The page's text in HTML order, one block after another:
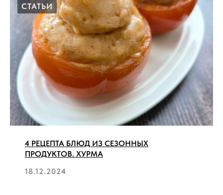
СТАТЬИ
4 РЕЦЕПТА БЛЮД ИЗ СЕЗОННЫХ
ПРОДУКТОВ. ХУРМА
18.12.2024